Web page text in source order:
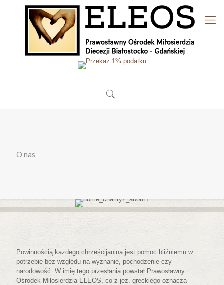
O nas
Powinnością każdego chrześcijanina jest pomoc bliźniemu w
potrzebie bez względu na wyznanie, pochodzenie czy
narodowość. W imię tego przesłania powstał Prawosławny
Ośrodek Miłosierdzia ELEOS, co z jez. greckiego oznacza